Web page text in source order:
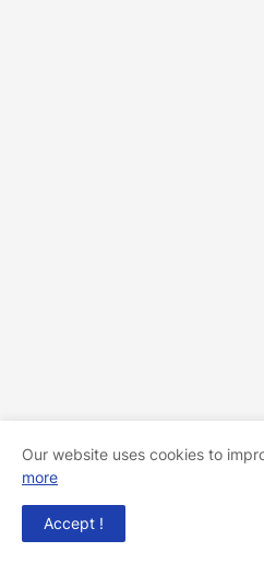
Our website uses cookies to
more
Accept !